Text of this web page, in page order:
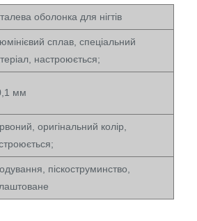
оболонка для нігтів
сплав, спеціальний
настроюється;
мм
оригінальний колір,
піскоструминство,